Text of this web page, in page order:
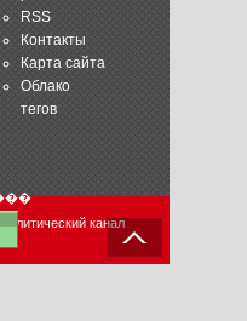
RSS
Контакты
Карта сайта
Облако
тегов
канал